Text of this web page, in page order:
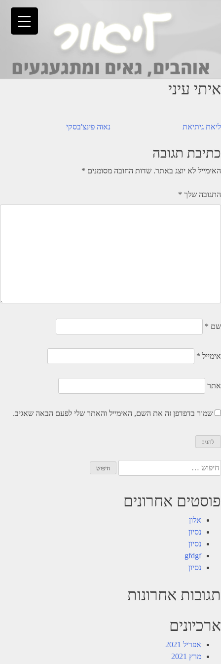
איתי עיני
ניווט נאוה פינצ'בסקי ליאת גיתיאת
כתיבת תגובה
האימייל לא יוצג באתר. שדות החובה מסומנים *
התגובה שלך *
שם *
אימייל *
אתר
שמור בדפדפן זה את השם, האימייל והאתר שלי לפעם הבאה שאגיב.
חיפוש:
פוסטים אחרונים
אלון
נסיון
נסיון
gfdgf
נסיון
תגובות אחרונות
ארכיונים
אפריל 2021
מרץ 2021